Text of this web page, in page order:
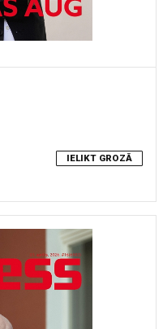
IELIKT GROZĀ